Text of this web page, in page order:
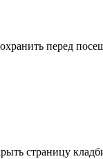
перед
страницу